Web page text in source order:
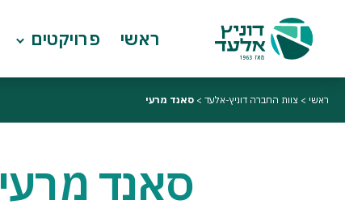
ראשי פרויקטים
ראשי > צוות החברה דוניץ-אלעד > סאנד מרעי
סאנד מרעי